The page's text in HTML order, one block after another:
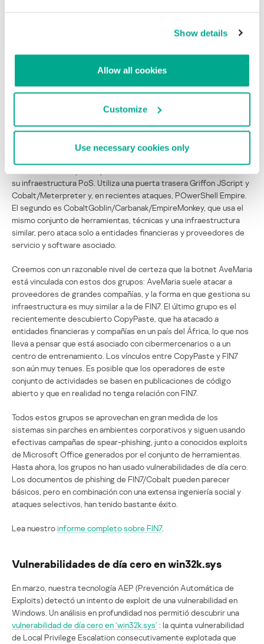
Show details
Allow all cookies
Customize
Use necessary cookies only
Carbanak/CobaltGoblin. Algunos pensaron que dicho arresto
afectaría las operaciones del grupo. No parece ser así. De hecho,
CobaltGoblin y FIN7 han ampliado la cantidad de grupos que
operan a su sombra: existen varios grupos interconectados que
infraestructura para lanzar sus ataques.
su infraestructura PoS. Utiliza una puerta trasera Griffon JScript y
Cobalt/Meterpreter y, en recientes ataques, POwerShell Empire.
El segundo es CobaltGoblin/Carbanak/EmpireMonkey, que usa el
mismo conjunto de herramientas, técnicas y una infraestructura
similar, pero ataca solo a entidades financieras y proveedores de
servicio y software asociado.
Creemos con un razonable nivel de certeza que la botnet AveMaria
está vinculada con estos dos grupos: AveMaria suele atacar a
proveedores de grandes compañías, y la forma en que gestiona su
infraestructura es muy similar a la de FIN7. El último grupo es el
recientemente descubierto CopyPaste, que ha atacado a
entidades financieras y compañías en un país del África, lo que nos
lleva a pensar que está asociado con cibermercenarios o a un
centro de entrenamiento. Los vínculos entre CopyPaste y FIN7
son aún muy tenues. Es posible que los operadores de este
conjunto de actividades se basen en publicaciones de código
abierto y que en realidad no tenga relación con FIN7.
Todos estos grupos se aprovechan en gran medida de los
sistemas sin parches en ambientes corporativos y siguen usando
efectivas campañas de spear-phishing, junto a conocidos exploits
de Microsoft Office generados por el conjunto de herramientas.
Hasta ahora, los grupos no han usado vulnerabilidades de día cero.
Los documentos de phishing de FIN7/Cobalt pueden parecer
básicos, pero en combinación con una extensa ingeniería social y
ataques selectivos, han tenido bastante éxito.
Lea nuestroinforme completo sobre FIN7.
Vulnerabilidades de día cero en win32k.sys
En marzo, nuestra tecnología AEP (Prevención Automática de
Exploits) detectó un intento de exploit de una vulnerabilidad en
Windows. Un análisis en profundidad nos permitió descubrir una
vulnerabilidad de día cero en ‘win32k.sys’ : la quinta vulnerabilidad
de Local Privilege Escalation consecutivamente explotada que